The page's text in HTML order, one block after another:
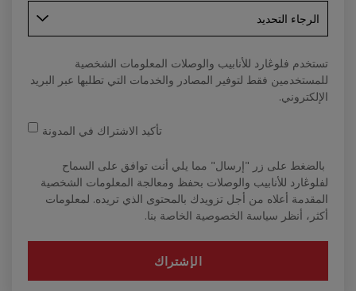
تستخدم فلوڠارد للأنابيب والوصلات المعلومات الشخصية
للمستخدمين فقط لتوفير المصادر والخدمات التي تطلبها عبر البريد
الإلكتروني.
تأكيد الاشتراك في المدونة
بالضغط على زر "إرسال" مما يلي أنت توافق على السماح
لفلوڠارد للأنابيب والوصلات بحفظ ومعالجة المعلومات الشخصية
المقدمة أعلاه من أجل تزويدك بالمحتوى الذي تريده. لمعلومات
أكثر، أنظر سياسة الخصوصية الخاصة بنا.